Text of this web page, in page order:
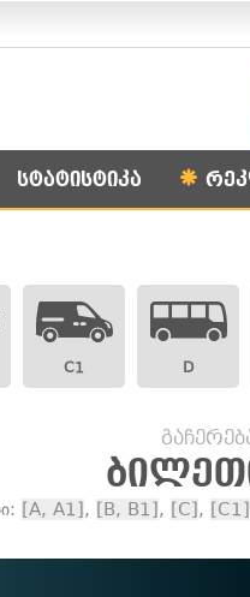
სტატისტიკა
C1 D
[A, A1], [B, B1], [C], [C1]